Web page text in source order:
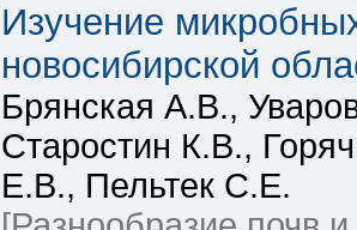
Изучение
новосибирской
Брянская А.В.,
Старостин К.В.,
Е.В., Пельтек С.Е.